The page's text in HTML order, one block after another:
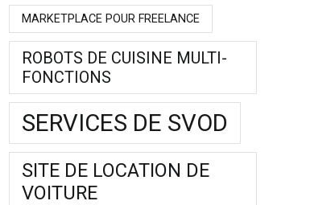
MARKETPLACE POUR FREELANCE
ROBOTS DE CUISINE MULTI-
FONCTIONS
SERVICES DE SVOD
SITE DE LOCATION DE
VOITURE